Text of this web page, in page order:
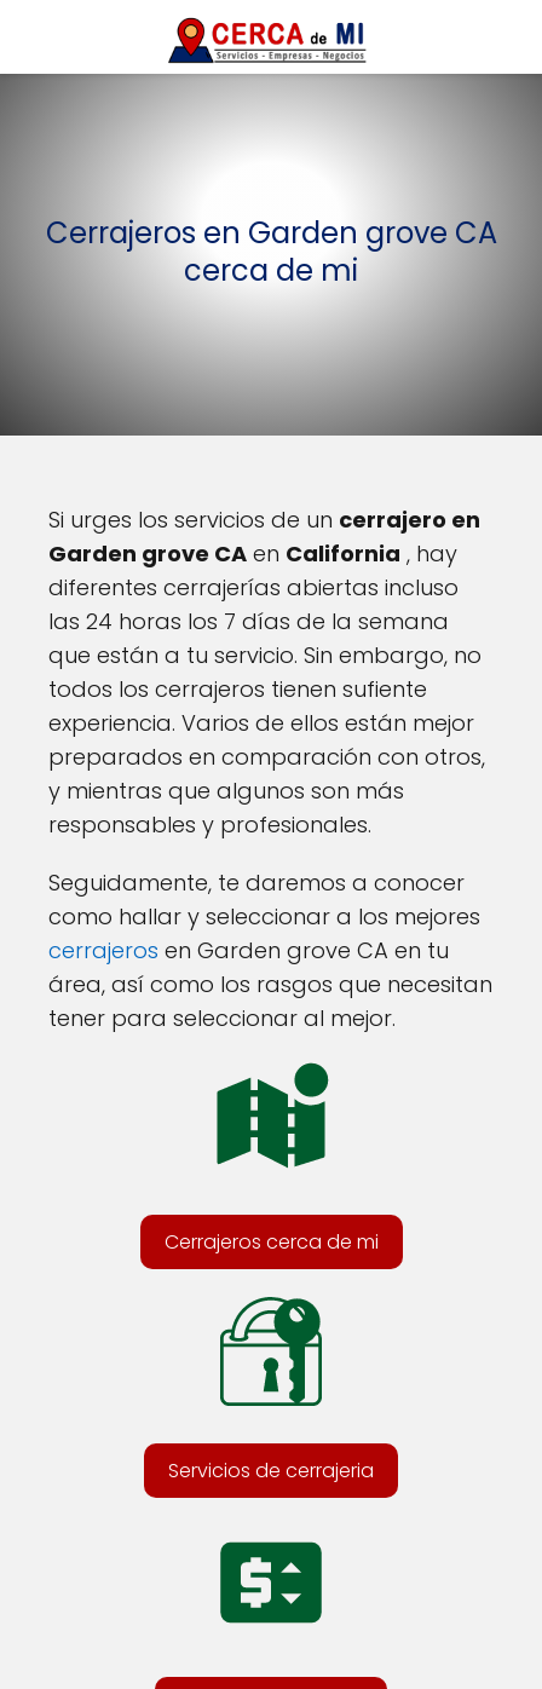
Cerrajeros en Garden grove CA
cerca de mi
Si urges los servicios de un cerrajero en
Garden grove CA en California , hay
diferentes cerrajerías abiertas incluso
las 24 horas los 7 días de la semana
que están a tu servicio. Sin embargo, no
todos los cerrajeros tienen sufiente
experiencia. Varios de ellos están mejor
preparados en comparación con otros,
y mientras que algunos son más
responsables y profesionales.
Seguidamente, te daremos a conocer
como hallar y seleccionar a los mejores
cerrajeros en Garden grove CA en tu
área, así como los rasgos que necesitan
tener para seleccionar al mejor.
Cerrajeros cerca de mi
Servicios de cerrajeria